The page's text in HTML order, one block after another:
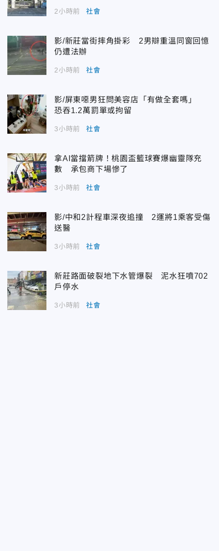
2小時前 社會
影/新莊當街摔角掛彩 2男辯重溫同窗回憶
仍遭法辦
2小時前 社會
影/屏東噁男狂問美容店「有做全套嗎」
恐吞1.2萬罰單或拘留
3小時前 社會
拿AI當擋箭牌！桃園盃籃球賽爆幽靈隊充
數 承包商下場慘了
3小時前 社會
影/中和2計程車深夜追撞 2運將1乘客受傷
送醫
3小時前 社會
新莊路面破裂地下水管爆裂 泥水狂噴702
戶停水
3小時前 社會